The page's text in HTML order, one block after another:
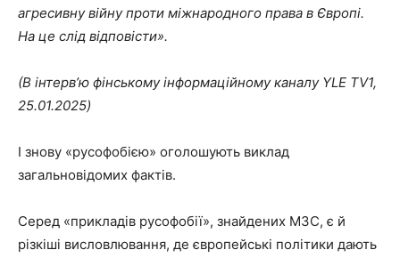
агресивну війну проти міжнародного права в Європі.
На це слід відповісти».
(В інтерв’ю фінському інформаційному каналу YLE TV1,
25.01.2025)
І знову «русофобією» оголошують виклад
загальновідомих фактів.
Серед «прикладів русофобії», знайдених МЗС, є й
різкіші висловлювання, де європейські політики дають